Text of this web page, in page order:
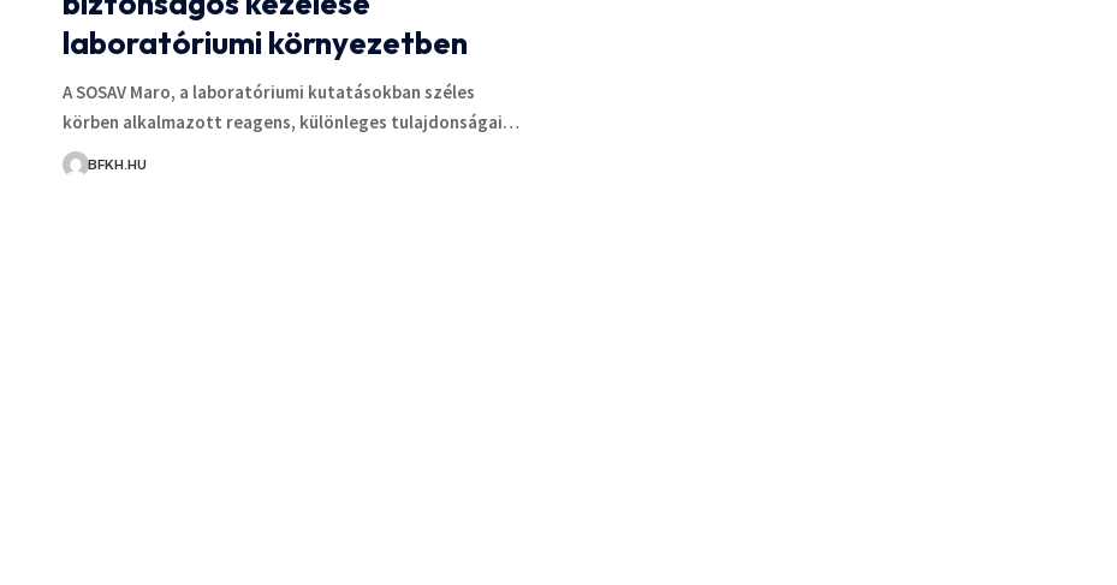
laboratóriumi környezetben
A SOSAV Maro, a laboratóriumi kutatásokban széles
körben alkalmazott reagens, különleges tulajdonságai…
BFKH.HU